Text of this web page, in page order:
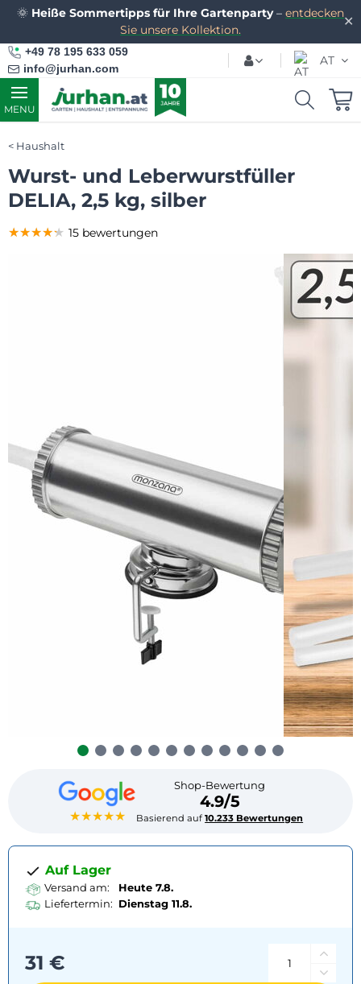
✕
🌞 Heiße Sommertipps für Ihre Gartenparty– entdecken
Sie unsere Kollektion.
+49 78 195 633 059
info@jurhan.com
AT
MENU
Haushalt
Wurst- und Leberwurstfüller
DELIA, 2,5 kg, silber
★★★★★
Shop-Bewertung
4.9/5
Basierend auf10.233 Bewertungen
★★★★★
★★★★★
★★★★★ 15 bewertungen
Auf Lager
Versand am:
Heute 7.8.
Liefertermin: Dienstag 11.8.
31 €